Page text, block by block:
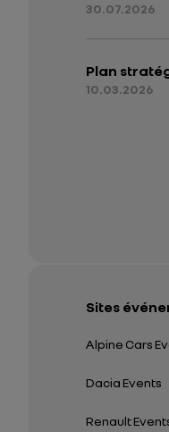
30.07.2026
Plan
10.03.2026
Sites
Alpine Cars
Dacia Events
Renault